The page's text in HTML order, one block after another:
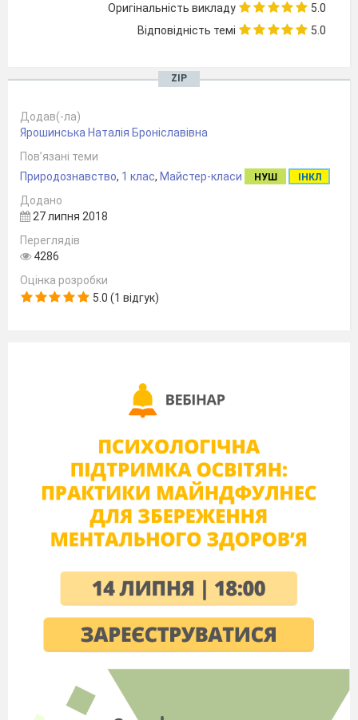
Оригінальність викладу
5.0
Відповідність темі
5.0
ZIP
Додав(-ла)
Ярошинська Наталія Броніславівна
Пов’язані теми
Природознавство, 1 клас, Майстер-класи НУШ ІНКЛ
Додано
27 липня 2018
Переглядів
4286
Оцінка розробки
5.0 (1 відгук)